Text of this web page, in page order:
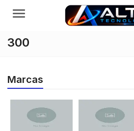
Menú
300
Marcas